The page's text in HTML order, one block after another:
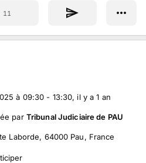
11
à 09:30 - 13:30, il y a1 an
par Tribunal Judiciaire de PAU
Laborde, 64000 Pau, France